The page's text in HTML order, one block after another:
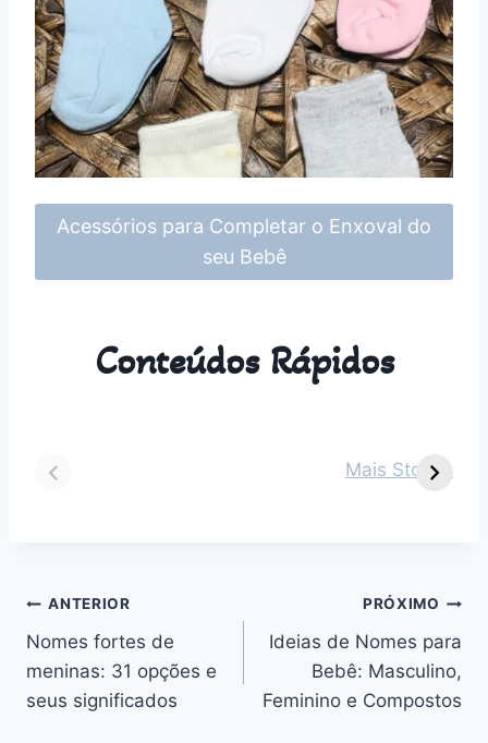
Acessórios para Completar o Enxoval do
seu Bebê
Conteúdos Rápidos
Mais Stories
seu bebê de 2
sobre Parto
Navegação
de
Post
ANTERIOR
Nomes fortes de
meninas: 31 opções e
seus significados
PRÓXIMO
Ideias de Nomes para
Bebê: Masculino,
Feminino e Compostos